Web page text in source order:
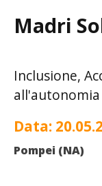
Madri
Inclusione,
Data:
Pompei (NA)